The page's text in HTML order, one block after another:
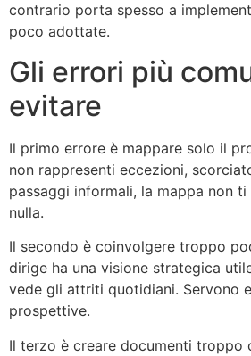
contrario porta spesso a
poco adottate.
Gli errori più
evitare
Il primo errore è mappare solo il
non rappresenti eccezioni,
passaggi informali, la mappa non
nulla.
Il secondo è coinvolgere troppo
dirige ha una visione strategica
vede gli attriti quotidiani. Servono
prospettive.
Il terzo è creare documenti troppo